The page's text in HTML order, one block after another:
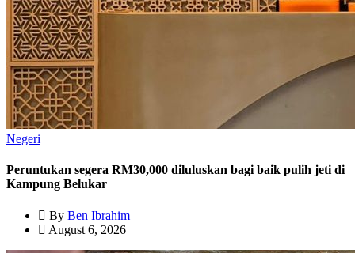
Negeri
Peruntukan segera RM30,000 diluluskan bagi baik pulih jeti di
Kampung Belukar
By Ben Ibrahim
August 6, 2026